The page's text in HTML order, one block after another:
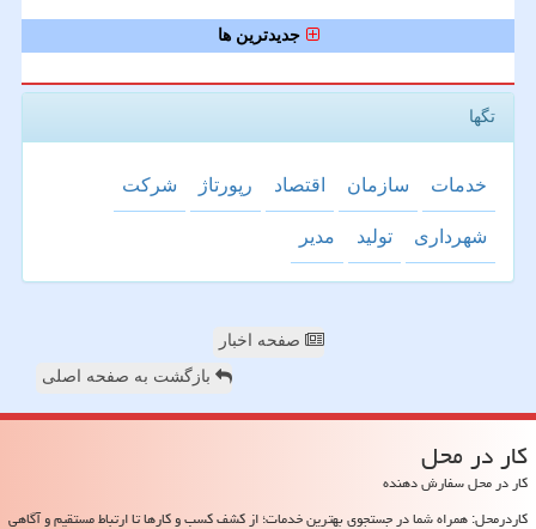
جدیدترین ها
تگها
خدمات سازمان اقتصاد رپورتاژ شركت
شهرداری تولید مدیر
صفحه اخبار
بازگشت به صفحه اصلی
كار در محل
کار در محل سفارش دهنده
کاردرمحل: همراه شما در جستجوی بهترین خدمات؛ از کشف کسب و کارها تا ارتباط مستقیم و آگاهی